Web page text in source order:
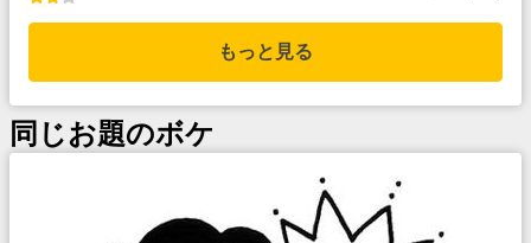
もっと見る
同じお題のボケ